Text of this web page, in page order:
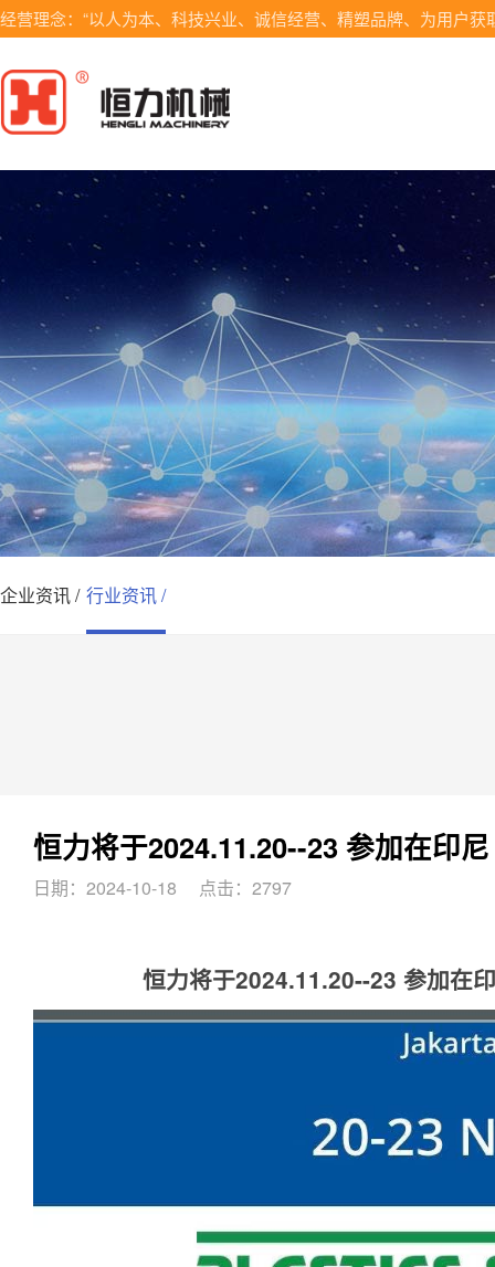
经营理念：“以人为本、科技兴业、诚信经营、精塑品牌、为用户获
企业资讯 / 行业资讯 /
恒力将于2024.11.20--23 参加在印
日期：2024-10-18 点击：2797
恒力将于2024.11.20--23 参加在